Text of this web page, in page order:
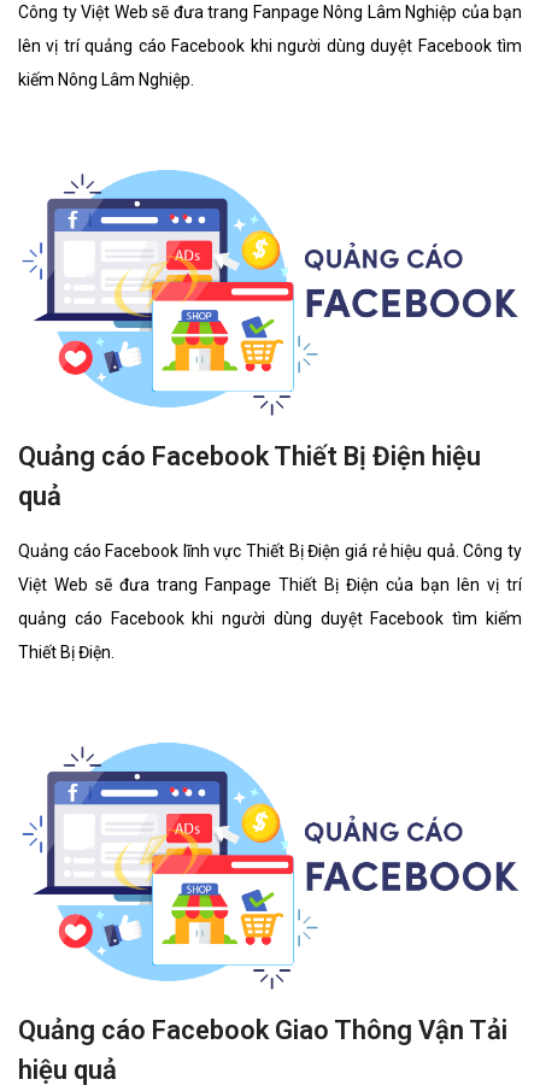
Công ty Việt Web sẽ đưa trang Fanpage Nông Lâm Nghiệp của bạn
lên vị trí quảng cáo Facebook khi người dùng duyệt Facebook tìm
kiếm Nông Lâm Nghiệp.
Quảng cáo Facebook Thiết Bị Điện hiệu
quả
Quảng cáo Facebook lĩnh vực Thiết Bị Điện giá rẻ hiệu quả. Công ty
Việt Web sẽ đưa trang Fanpage Thiết Bị Điện của bạn lên vị trí
quảng cáo Facebook khi người dùng duyệt Facebook tìm kiếm
Thiết Bị Điện.
Quảng cáo Facebook Giao Thông Vận Tải
hiệu quả